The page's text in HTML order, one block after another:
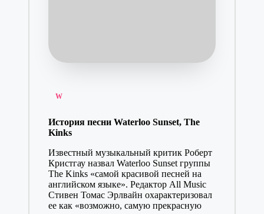
Posted
W
История песни Waterloo Sunset, The
Kinks
Известный музыкальный критик Роберт
Кристгау назвал Waterloo Sunset группы
The Kinks «самой красивой песней на
английском языке». Редактор All Music
Стивен Томас Эрлвайн охарактеризовал
ее как «возможно, самую прекрасную